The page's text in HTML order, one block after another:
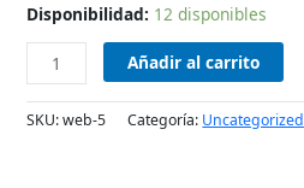
Disponibilidad: 12 disponibles
Añadir al carrito
SKU:web-5 Categoría: Uncategorized